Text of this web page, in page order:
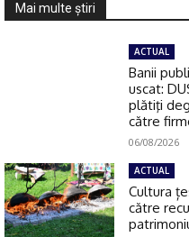
Mai multe ştiri
ACTUAL
Banii
uscat:
plătiţi
către
06/08/2026
ACTUAL
Cultura
către